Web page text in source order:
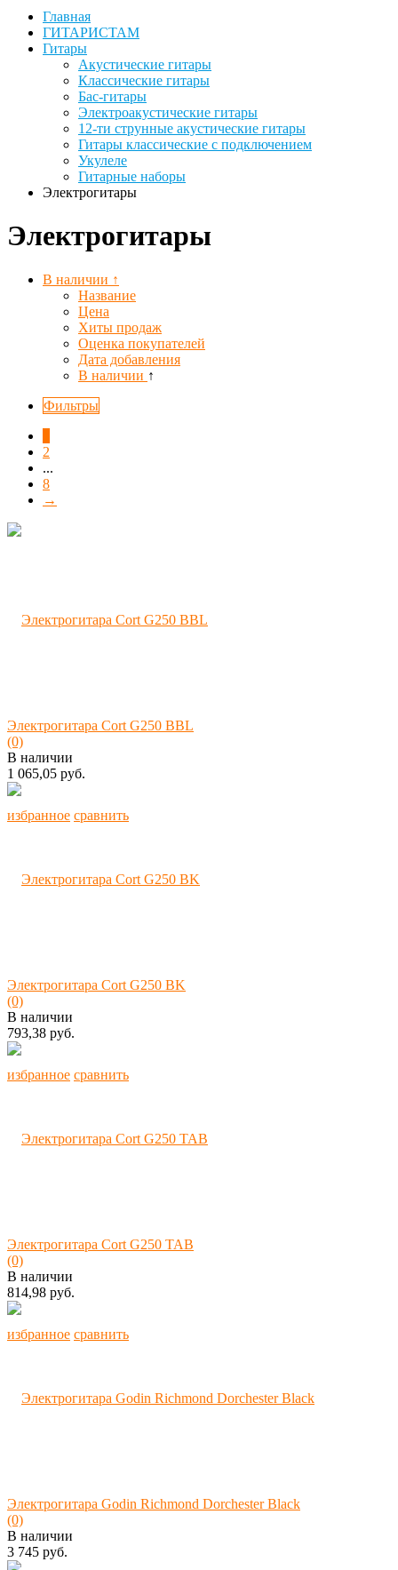
Главная
ГИТАРИСТАМ
Гитары
Акустические гитары
Классические гитары
Бас-гитары
Электроакустические гитары
12-ти струнные акустические гитары
Гитары классические с подключением
Укулеле
Гитарные наборы
Электрогитары
Электрогитары
В наличии ↑
Название
Цена
Хиты продаж
Оценка покупателей
Дата добавления
В наличии ↑
Фильтры
2
...
8
→
избранное сравнить
Электрогитара Cort G250 BBL
(0)
В наличии
1 065,05 руб.
избранное сравнить
Электрогитара Cort G250 BK
(0)
В наличии
793,38 руб.
избранное сравнить
Электрогитара Cort G250 TAB
(0)
В наличии
814,98 руб.
Электрогитара Godin Richmond Dorchester Black
(0)
В наличии
3 745 руб.